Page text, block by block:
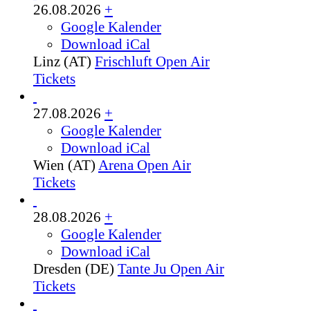
26.08.2026 +
Google Kalender
Download iCal
Linz (AT) Frischluft Open Air
Tickets
27.08.2026 +
Google Kalender
Download iCal
Wien (AT) Arena Open Air
Tickets
28.08.2026 +
Google Kalender
Download iCal
Dresden (DE) Tante Ju Open Air
Tickets